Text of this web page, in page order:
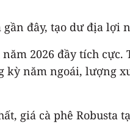
đây, tạo dư địa lợi
2026 đầy tích cực.
kỳ năm ngoái, lượng
giá cà phê Robusta